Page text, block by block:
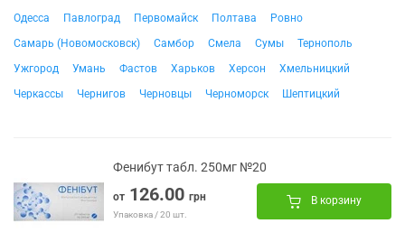
Одесса
Павлоград Первомайск Полтава
Ровно
Самарь (Новомосковск)
Самбор Смела Сумы
Тернополь
Ужгород
Умань Фастов Харьков Херсон
Хмельницкий
Черкассы
Чернигов Черновцы Черноморск Шептицкий
Фенибут табл. 250мг №20
от 126.00 грн
Упаковка / 20 шт.
В корзину